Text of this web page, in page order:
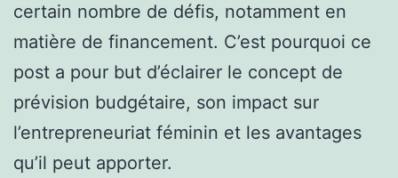
certain nombre de défis, notamment en
matière de financement. C’est pourquoi ce
post a pour but d’éclairer le concept de
prévision budgétaire, son impact sur
l’entrepreneuriat féminin et les avantages
qu’il peut apporter.